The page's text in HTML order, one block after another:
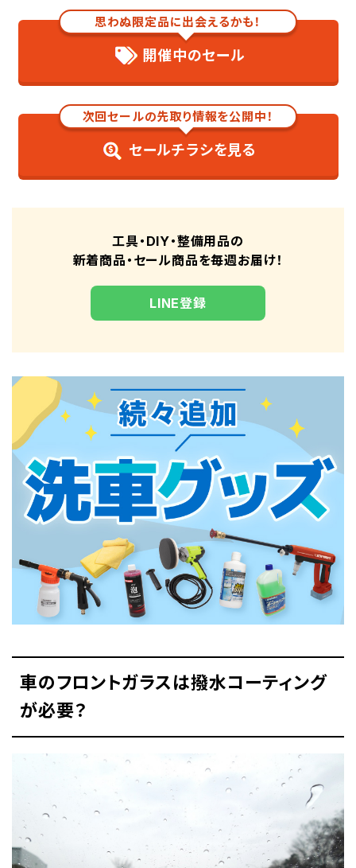
4.コーティング剤の拭き上げ
車のフロントガラスの撥水コーティングを長持ちさせる方法
ガラスをきれいな状態に保つ
屋内に駐車する
車のフロントガラスの撥水コーティングにおすすめの商品
外窓撥水コートPRO 250mL KZ-11
撥水スプレーコーティング剤 JPN-EZ02
車両用高機能コーティング剤 300mL
思わぬ限定品に出会えるかも！
開催中のセール
次回セールの先取り情報を公開中！
セールチラシを見る
工具・DIY・整備用品の
新着商品・セール商品を毎週お届け！
LINE登録
車のフロントガラスは撥水コーティング
が必要？